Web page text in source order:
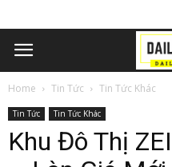
Home Tin Tức Tin Tức Khác
Tin Tức Tin Tức Khác
Khu Đô Thị